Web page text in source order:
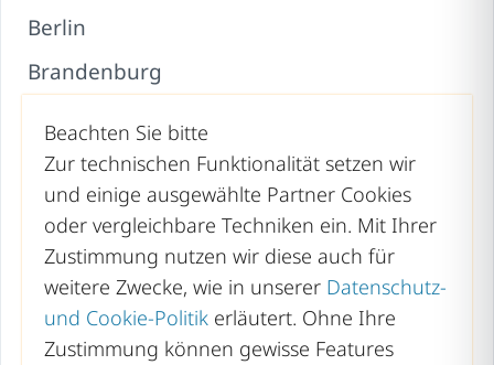
Berlin
Brandenburg
Hamburg
Hessen
Mecklenburg-Vorpommern
Niedersachsen
Nordrhein-Westfalen
Beachten Sie bitte
Zur technischen Funktionalität setzen wir
und einige ausgewählte Partner Cookies
oder vergleichbare Techniken ein. Mit Ihrer
Zustimmung nutzen wir diese auch für
weitere Zwecke, wie in unserer Datenschutz-
und Cookie-Politik erläutert. Ohne Ihre
Zustimmung können gewisse Features